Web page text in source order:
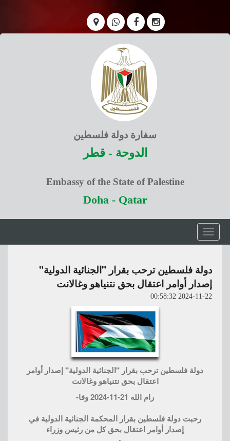
سفارة دولة فلسطين
الدوحة - قطر
Embassy of the State of Palestine
Doha - Qatar
Toggle
navigation
دولة فلسطين ترحب بقرار "الجنائية الدولية"
إصدار أوامر اعتقال بحق نتنياهو وغالانت
2024-11-22 00:58:32
دولة فلسطين ترحب بقرار "الجنائية الدولية" إصدار أوامر
اعتقال بحق نتنياهو وغالانت
رام الله 21-11-2024 وفا-
رحبت دولة فلسطين بقرار المحكمة الجنائية الدولية في
إصدار أوامر اعتقال بحق كل من رئيس وزراء